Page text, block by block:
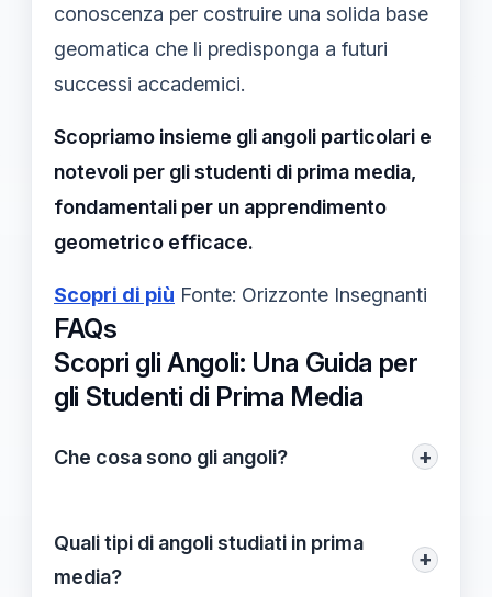
conoscenza per costruire una solida base
geomatica che li predisponga a futuri
successi accademici.
Scopriamo insieme gli angoli particolari e
notevoli per gli studenti di prima media,
fondamentali per un apprendimento
geometrico efficace.
Scopri di più Fonte: Orizzonte Insegnanti
FAQs
Scopri gli Angoli: Una Guida per
gli Studenti di Prima Media
Che cosa sono gli angoli? +
incontrano in un punto chiamato vertice.
La loro misura può variare in base
Quali tipi di angoli studiati in prima
media?
+